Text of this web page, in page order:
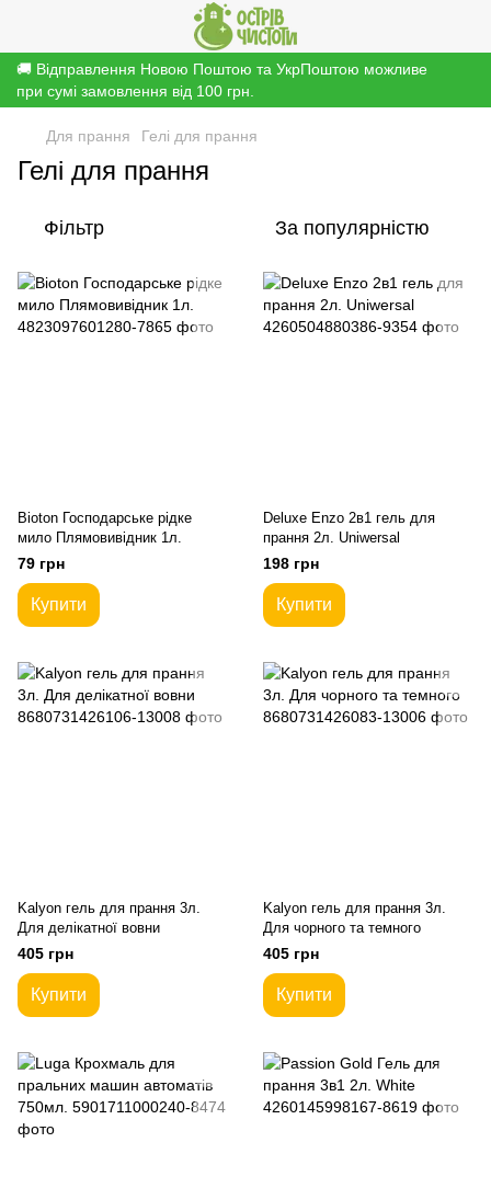
🚚 Відправлення Новою Поштою та УкрПоштою можливе
при сумі замовлення від 100 грн.
Для прання Гелі для прання
Гелі для прання
Фільтр За популярністю
Bioton Господарське рідке
мило Плямовивідник 1л.
79 грн
Купити
Deluxe Enzo 2в1 гель для
прання 2л. Uniwersal
198 грн
Купити
Kalyon гель для прання 3л.
Для делікатної вовни
405 грн
Купити
Kalyon гель для прання 3л.
Для чорного та темного
405 грн
Купити